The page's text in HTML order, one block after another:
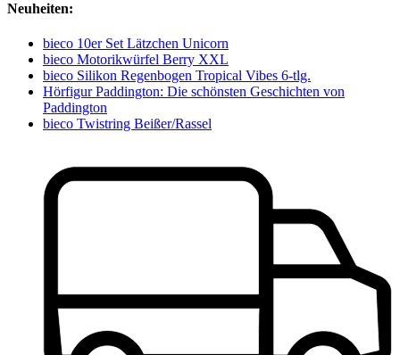
Neuheiten:
bieco 10er Set Lätzchen Unicorn
bieco Motorikwürfel Berry XXL
bieco Silikon Regenbogen Tropical Vibes 6-tlg.
Hörfigur Paddington: Die schönsten Geschichten von
Paddington
bieco Twistring Beißer/Rassel